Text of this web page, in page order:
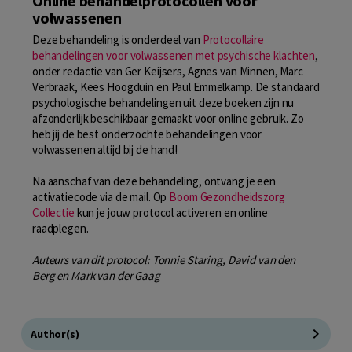
volwassenen
Deze behandeling is onderdeel van Protocollaire
behandelingen voor volwassenen met psychische klachten,
onder redactie van Ger Keijsers, Agnes van Minnen, Marc
Verbraak, Kees Hoogduin en Paul Emmelkamp. De standaard
psychologische behandelingen uit deze boeken zijn nu
afzonderlijk beschikbaar gemaakt voor online gebruik. Zo
heb jij de best onderzochte behandelingen voor
volwassenen altijd bij de hand!
Na aanschaf van deze behandeling, ontvang je een
activatiecode via de mail. Op Boom Gezondheidszorg
Collectie kun je jouw protocol activeren en online
raadplegen.
Auteurs van dit protocol: Tonnie Staring, David van den
Berg en Mark van der Gaag
Author(s)